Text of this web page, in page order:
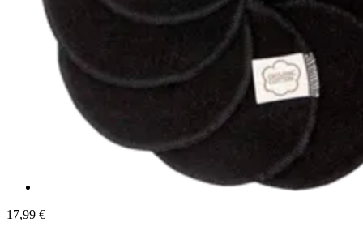
17,99 €